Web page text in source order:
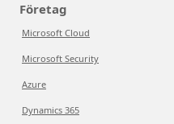
Företag
Microsoft Cloud
Microsoft Security
Azure
Dynamics 365